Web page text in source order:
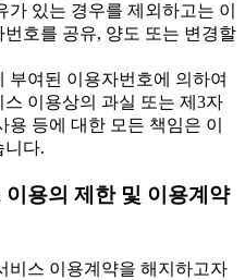
있는 경우를 제외하고는 이
번호를 공유, 양도 또는 변경할
여된 이용자번호에 의하여
스 이용상의 과실 또는 제3자
용 등에 대한 모든 책임은 이
니다.
이용의 제한 및 이용계약
스 이용계약을 해지하고자